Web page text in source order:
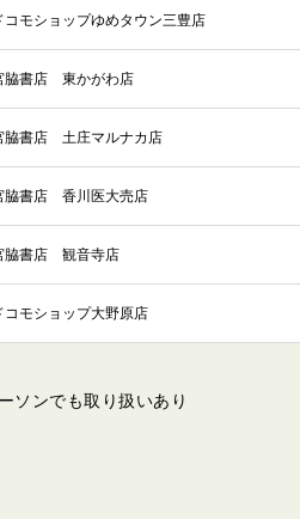
コモショップゆめタウン三豊店
脇書店 東かがわ店
脇書店 土庄マルナカ店
脇書店 香川医大売店
脇書店 観音寺店
コモショップ大野原店
ソンでも取り扱いあり